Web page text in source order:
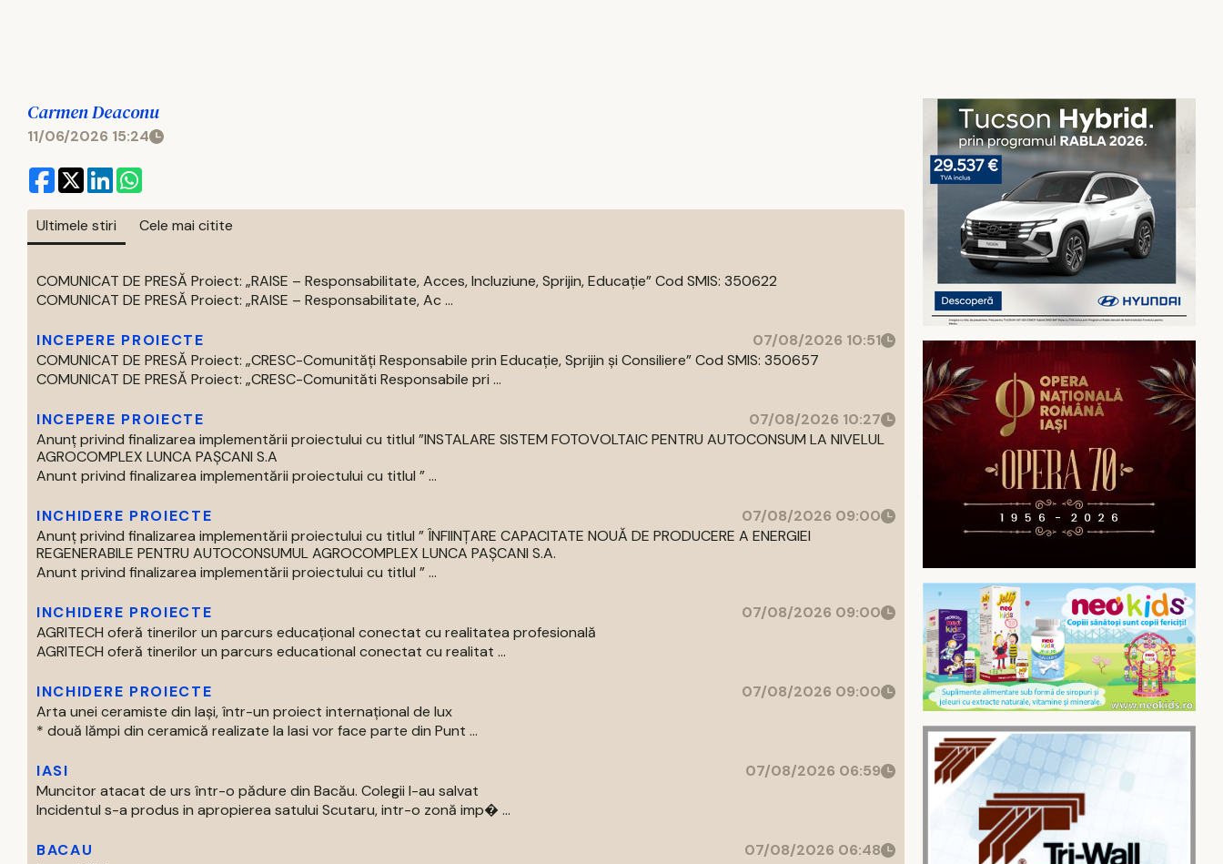
Carmen Deaconu
11/06/2026 15:24
Ultimele stiri Cele mai citite
COMUNICAT DE PRESĂ Proiect: „RAISE – Responsabilitate, Acces, Incluziune, Sprijin, Educație” Cod SMIS: 350622
COMUNICAT DE PRESĂ Proiect: „RAISE – Responsabilitate, Ac ...
INCEPERE PROIECTE
07/08/2026 10:51
COMUNICAT DE PRESĂ Proiect: „CRESC-Comunități Responsabile prin Educație, Sprijin și Consiliere” Cod SMIS: 350657
COMUNICAT DE PRESĂ Proiect: „CRESC-Comunităti Responsabile pri ...
INCEPERE PROIECTE
07/08/2026 10:27
Anunț privind finalizarea implementării proiectului cu titlul ”INSTALARE SISTEM FOTOVOLTAIC PENTRU AUTOCONSUM LA NIVELUL
AGROCOMPLEX LUNCA PAȘCANI S.A
Anunt privind finalizarea implementării proiectului cu titlul ” ...
INCHIDERE PROIECTE
07/08/2026 09:00
Anunț privind finalizarea implementării proiectului cu titlul ” ÎNFIINȚARE CAPACITATE NOUĂ DE PRODUCERE A ENERGIEI
REGENERABILE PENTRU AUTOCONSUMUL AGROCOMPLEX LUNCA PAȘCANI S.A.
Anunt privind finalizarea implementării proiectului cu titlul ” ...
INCHIDERE PROIECTE
07/08/2026 09:00
AGRITECH oferă tinerilor un parcurs educațional conectat cu realitatea profesională
AGRITECH oferă tinerilor un parcurs educational conectat cu realitat ...
INCHIDERE PROIECTE
07/08/2026 09:00
Arta unei ceramiste din Iași, într-un proiect internațional de lux
* două lămpi din ceramică realizate la Iasi vor face parte din Punt ...
IASI
07/08/2026 06:59
Muncitor atacat de urs într-o pădure din Bacău. Colegii l-au salvat
Incidentul s-a produs in apropierea satului Scutaru, intr-o zonă imp� ...
BACAU
07/08/2026 06:48